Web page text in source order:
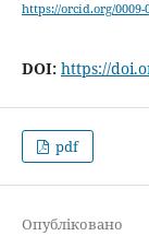
https://orcid.org/0009-
DOI: https://
pdf
Опубліковано